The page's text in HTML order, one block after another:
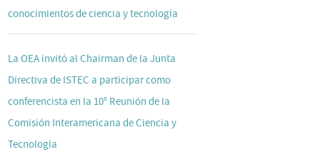
conocimientos de ciencia y tecnología
La OEA invitó al Chairman de la Junta
Directiva de ISTEC a participar como
conferencista en la 10° Reunión de la
Comisión Interamericana de Ciencia y
Tecnología